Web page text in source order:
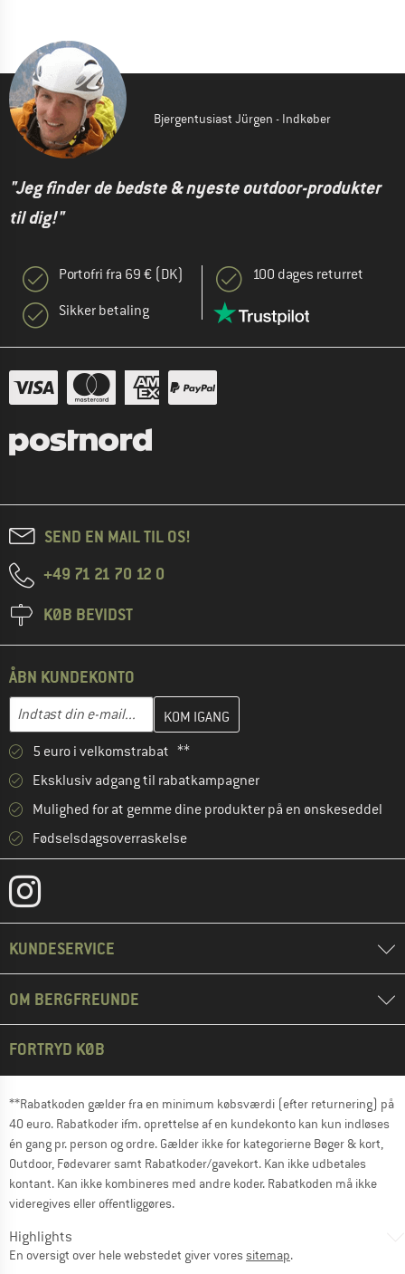
Bjergentusiast Jürgen - Indkøber
"Jeg finder de bedste & nyeste outdoor-produkter
til dig!"
Portofri fra 69 € (DK)
Sikker betaling
100 dages returret
SEND EN MAIL TIL OS!
+49 71 21 70 12 0
KØB BEVIDST
ÅBN KUNDEKONTO
E-mail-adresse
Indtast din e-mailadresse her, og opret i næste trin din
5 euro i velkomstrabat **
Eksklusiv adgang til rabatkampagner
Mulighed for at gemme dine produkter på en ønskeseddel
Fødselsdagsoverraskelse
KUNDESERVICE
OM BERGFREUNDE
FORTRYD KØB
**Rabatkoden gælder fra en minimum købsværdi (efter returnering) på
40 euro. Rabatkoder ifm. oprettelse af en kundekonto kan kun indløses
én gang pr. person og ordre. Gælder ikke for kategorierne Bøger & kort,
Outdoor, Fødevarer samt Rabatkoder/gavekort. Kan ikke udbetales
kontant. Kan ikke kombineres med andre koder. Rabatkoden må ikke
videregives eller offentliggøres.
Highlights
En oversigt over hele webstedet giver voressitemap.